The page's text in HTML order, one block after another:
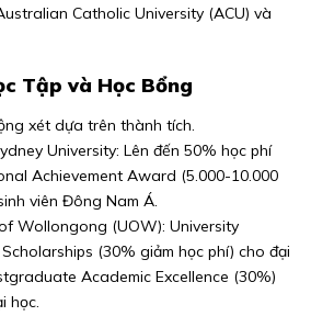
Catholic University (ACU) và
Tập và Học Bổng
xét dựa trên thành tích.
University: Lên đến 50% học phí
Achievement Award (5.000-10.000
viên Đông Nam Á.
Wollongong (UOW): University
(30% giảm học phí) cho đại
Academic Excellence (30%)
học.